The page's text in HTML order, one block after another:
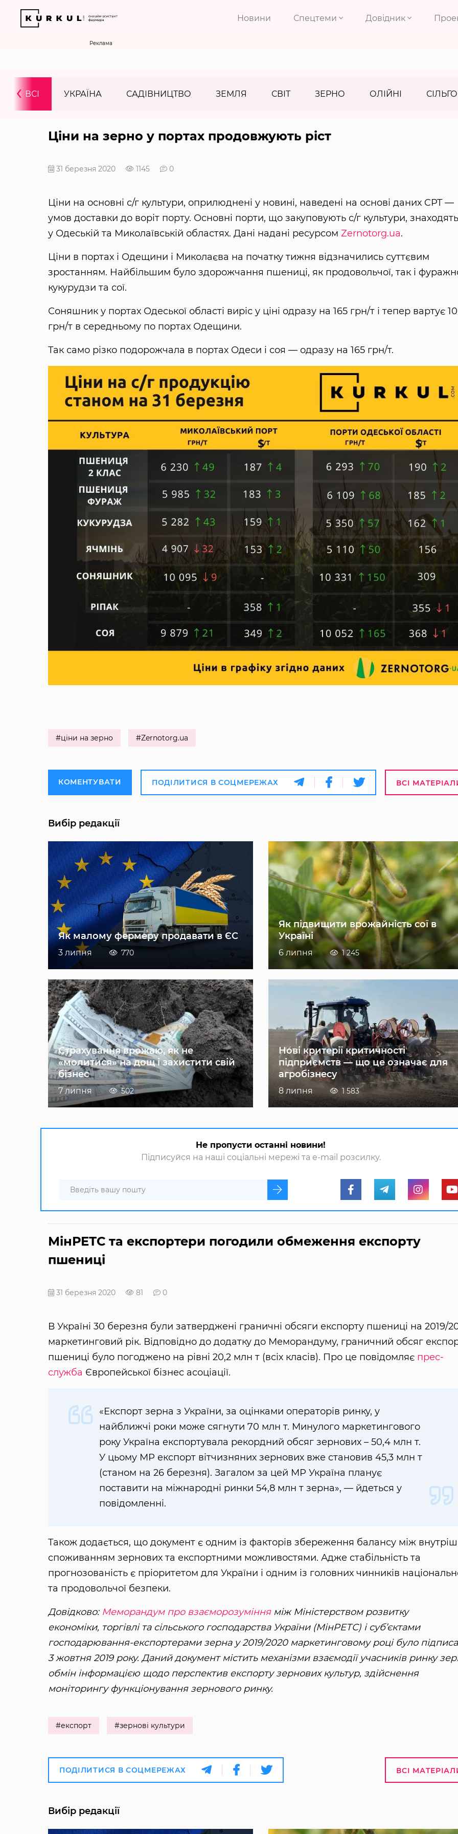
Новини Спецтеми Довідник
Реклама
ВСІ УКРАЇНА САДІВНИЦТВО ЗЕМЛЯ СВІТ ЗЕРНО ОЛІЙНІ
‹
Ціни на зерно у портах продовжують ріст
31 березня 2020 1145 0
Ціни на основні с/г культури, оприлюднені у новині, наведені на основі даних CPT —
умов доставки до воріт порту. Основні порти, що закуповують с/г культури,
у Одеській та Миколаївській областях. Дані надані ресурсом Zernotorg.ua.
Ціни в портах і Одещини і Миколаєва на початку тижня відзначились суттєвим
зростанням. Найбільшим було здорожчання пшениці, як продовольчої, так і
кукурудзи та сої.
Соняшник у портах Одеської області виріс у ціні одразу на 165 грн/т і тепер вартує 10
грн/т в середньому по портах Одещини.
Так само різко подорожчала в портах Одеси і соя — одразу на 165 грн/т.
#ціни на зерно #Zernotorg.ua
КОМЕНТУВАТИ ПОДІЛИТИСЯ В СОЦМЕРЕЖАХ ВСІ
Вибір редакції
Як малому фермеру продавати в ЄС
3 липня 770
Як підвищити врожайність сої в
Україні
6 липня 1 245
Страхування врожаю, як не
«молитися» на дощ і захистити свій
бізнес
7 липня 502
Нові критерії критичності
підприємств — що це означає для
агробізнесу
8 липня 1 583
Не пропусти останні новини!
Підписуйся на наші соціальні мережі та e-mail розсилку.
МінРЕТС та експортери погодили обмеження експорту
пшениці
31 березня 2020 81 0
В Україні 30 березня були затверджені граничні обсяги експорту пшениці на 2019/
маркетинговий рік. Відповідно до додатку до Меморандуму, граничний обсяг
пшениці було погоджено на рівні 20,2 млн т (всіх класів). Про це повідомляє прес-
служба Європейської бізнес асоціації.
«Експорт зерна з України, за оцінками операторів ринку, у
найближчі роки може сягнути 70 млн т. Минулого маркетингового
року Україна експортувала рекордний обсяг зернових – 50,4 млн т.
У цьому МР експорт вітчизняних зернових вже становив 45,3 млн т
(станом на 26 березня). Загалом за цей МР Україна планує
поставити на міжнародні ринки 54,8 млн т зерна», — йдеться у
повідомленні.
Також додається, що документ є одним із факторів збереження балансу між
споживанням зернових та експортними можливостями. Адже стабільність та
прогнозованість є пріоритетом для України і одним із головних чинників
та продовольчої безпеки.
Довідково: Меморандум про взаєморозумінняміж Міністерством розвитку
економіки, торгівлі та сільського господарства України (МінРЕТС) і суб’єктами
господарювання-експортерами зерна у 2019/2020 маркетинговому році було
3 жовтня 2019 року. Даний документ містить механізми взаємодії учасників ринку
обмін інформацією щодо перспектив експорту зернових культур, здійснення
моніторингу функціонування зернового ринку.
#експорт #зернові культури
ПОДІЛИТИСЯ В СОЦМЕРЕЖАХ ВСІ
Вибір редакції